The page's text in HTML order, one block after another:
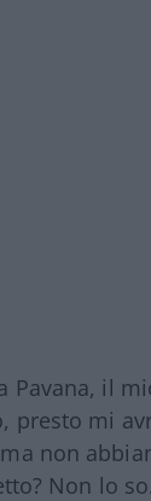
Pavana, il
presto mi
non
Non lo